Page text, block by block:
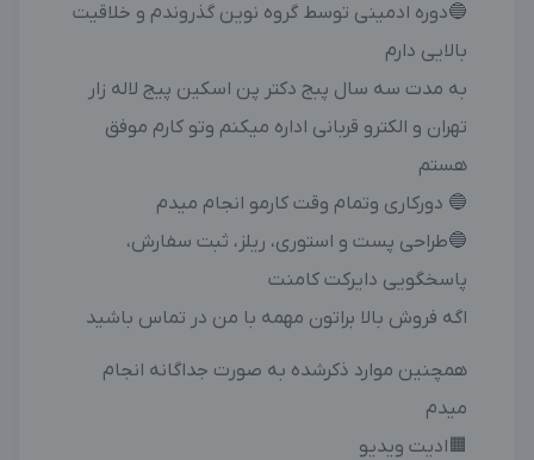
🔵دوره ادمینی توسط گروه نوین گذروندم و خلاقیت
بالایی دارم
به مدت سه سال پبج دکتر پن اسکین پیج لاله زار
تهران و الکترو قربانی اداره میکنم وتو کارم موفق
هستم
🔵 دورکاری وتمام وقت کارمو انجام میدم
🔵طراحی پست و استوری، ریلز، ثبت سفارش،
پاسخگویی دایرکت کامنت
اگه فروش بالا براتون مهمه با من در تماس باشید
همچنین موارد ذکرشده به صورت جداگانه انجام
میدم
🟧ادیت ویدیو